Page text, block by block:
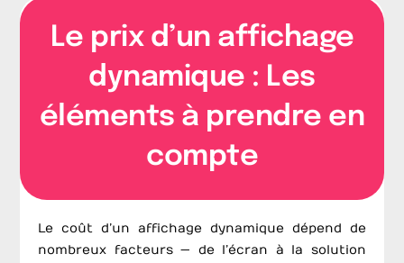
Le prix d’un affichage
dynamique : Les
éléments à prendre en
compte
Le coût d’un affichage dynamique dépend de
nombreux facteurs — de l’écran à la solution